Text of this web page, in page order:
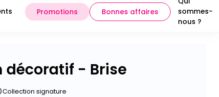
Promotions Bonnes affaires
sommes-
nous ?
- Brise
Collection signature